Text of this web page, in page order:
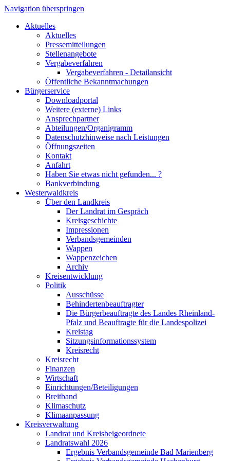
Navigation überspringen
Aktuelles
Aktuelles
Pressemitteilungen
Stellenangebote
Vergabeverfahren
Vergabeverfahren - Detailansicht
Öffentliche Bekanntmachungen
Bürgerservice
Downloadportal
Weitere (externe) Links
Ansprechpartner
Abteilungen/Organigramm
Datenschutzhinweise nach Leistungen
Öffnungszeiten
Kontakt
Anfahrt
Haben Sie etwas nicht gefunden... ?
Bankverbindung
Westerwaldkreis
Über den Landkreis
Der Landrat im Gespräch
Kreisgeschichte
Impressionen
Verbandsgemeinden
Wappen
Wappenzeichen
Archiv
Kreisentwicklung
Politik
Ausschüsse
Behindertenbeauftragter
Die Bürgerbeauftragte des Landes Rheinland-
Pfalz und Beauftragte für die Landespolizei
Kreistag
Sitzungsinformationssystem
Kreisrecht
Kreisrecht
Finanzen
Wirtschaft
Einrichtungen/Beteiligungen
Breitband
Klimaschutz
Klimaanpassung
Kreisverwaltung
Landrat und Kreisbeigeordnete
Landratswahl 2026
Ergebnis Verbandsgemeinde Bad Marienberg